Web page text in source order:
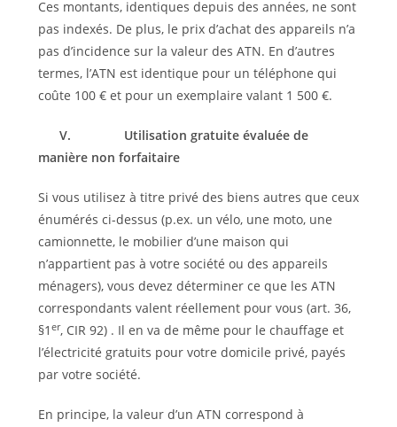
Ces montants, identiques depuis des années, ne sont
pas indexés. De plus, le prix d’achat des appareils n’a
pas d’incidence sur la valeur des ATN. En d’autres
termes, l’ATN est identique pour un téléphone qui
coûte 100 € et pour un exemplaire valant 1 500 €.
V. Utilisation gratuite évaluée de
manière non forfaitaire
Si vous utilisez à titre privé des biens autres que ceux
énumérés ci-dessus (p.ex. un vélo, une moto, une
camionnette, le mobilier d’une maison qui
n’appartient pas à votre société ou des appareils
ménagers), vous devez déterminer ce que les ATN
correspondants valent réellement pour vous (art. 36,
§1 er, CIR 92) . Il en va de même pour le chauffage et
l’électricité gratuits pour votre domicile privé, payés
par votre société.
En principe, la valeur d’un ATN correspond à